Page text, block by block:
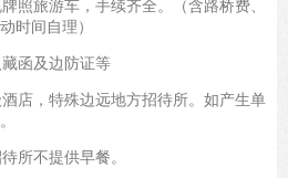
照旅游车，手续齐全。（含路桥费、
时间自理）
函及边防证等
店，特殊边远地方招待所。如产生单
所不提供早餐。